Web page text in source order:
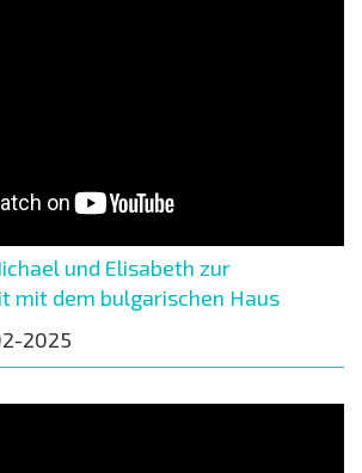
und Elisabeth zur
mit dem bulgarischen Haus
2025